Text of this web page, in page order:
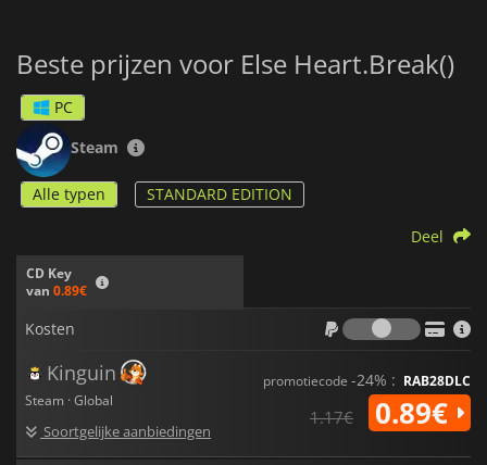
Beste prijzen voor Else Heart.Break()
PC
Steam
Alle typen STANDARD EDITION
CD Key
van 0.89€
Deel
Kosten
Kosten
Kinguin
Steam · Global
Soortgelijke aanbiedingen
promotiecode -24% : RAB28DLC
1.17€ 0.89€